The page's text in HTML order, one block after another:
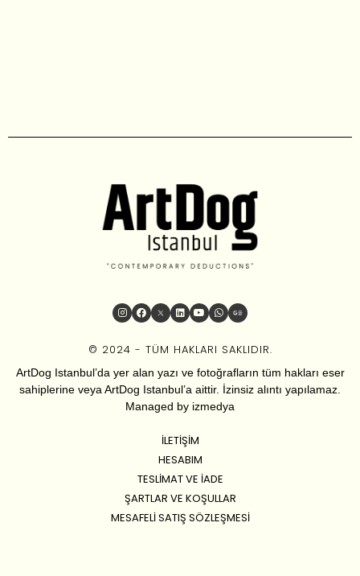
© 2024 - TÜM HAKLARI SAKLIDIR.
ArtDog Istanbul’da yer alan yazı ve fotoğrafların tüm hakları eser
sahiplerine veya ArtDog Istanbul’a aittir. İzinsiz alıntı yapılamaz.
Managed by izmedya
İLETIŞIM
HESABIM
TESLIMAT VE İADE
ŞARTLAR VE KOŞULLAR
MESAFELI SATIŞ SÖZLEŞMESI